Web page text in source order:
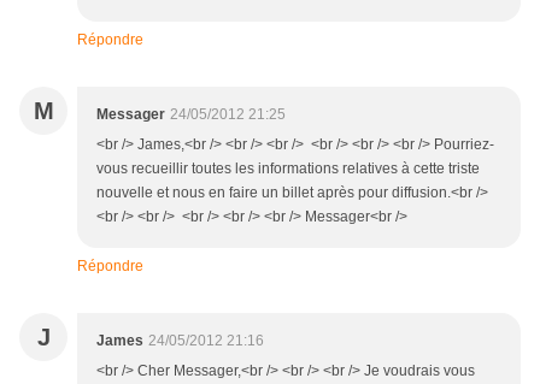
Répondre
M Messager 24/05/2012 21:25
<br /> James,<br /> <br /> <br /> <br /> <br /> <br /> Pourriez-
vous recueillir toutes les informations relatives à cette triste
nouvelle et nous en faire un billet après pour diffusion.<br />
<br /> <br /> <br /> <br /> <br /> Messager<br />
Répondre
J James 24/05/2012 21:16
<br /> Cher Messager,<br /> <br /> <br /> Je voudrais vous